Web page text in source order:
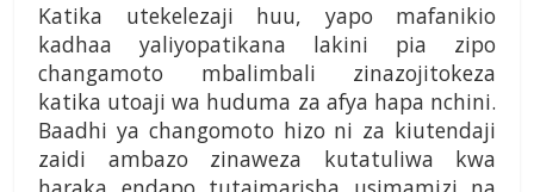
Katika utekelezaji huu, yapo mafanikio
kadhaa yaliyopatikana lakini pia zipo
changamoto mbalimbali zinazojitokeza
katika utoaji wa huduma za afya hapa nchini.
Baadhi ya changomoto hizo ni za kiutendaji
zaidi ambazo zinaweza kutatuliwa kwa